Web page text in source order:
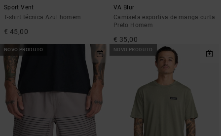
Sport Vent
T-shirt técnica Azul homem
€ 45,00
VA Blur
Camiseta esportiva de manga curta
Preto Homem
€ 35,00
NOVO PRODUTO NOVO PRODUTO